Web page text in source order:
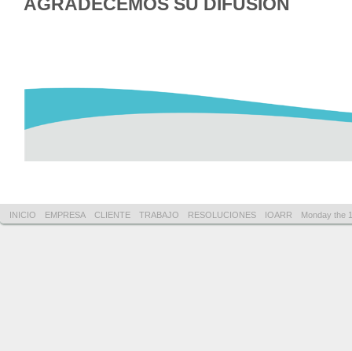
AGRADECEMOS SU DIFUSIÓN
INICIO EMPRESA CLIENTE TRABAJO RESOLUCIONES IOARR Monday the